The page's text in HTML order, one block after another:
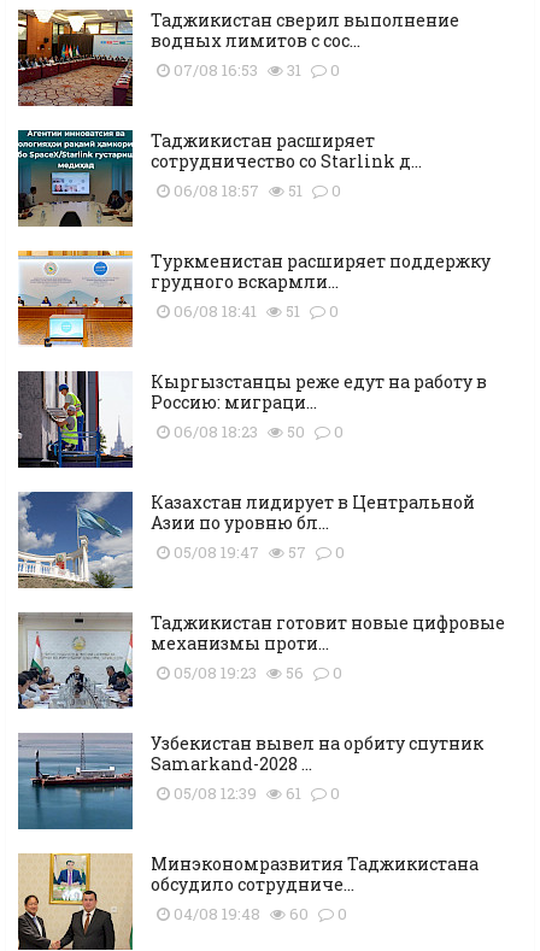
Таджикистан сверил выполнение
водных лимитов с сос...
07/08 16:53 31 0
Таджикистан расширяет
сотрудничество со Starlink д...
06/08 18:57 51 0
Туркменистан расширяет поддержку
грудного вскармли...
06/08 18:41 51 0
Кыргызстанцы реже едут на работу в
Россию: миграци...
06/08 18:23 50 0
Казахстан лидирует в Центральной
Азии по уровню бл...
05/08 19:47 57 0
Таджикистан готовит новые цифровые
механизмы проти...
05/08 19:23 56 0
Узбекистан вывел на орбиту спутник
Samarkand-2028 ...
05/08 12:39 61 0
Минэкономразвития Таджикистана
обсудило сотрудниче...
04/08 19:48 60 0